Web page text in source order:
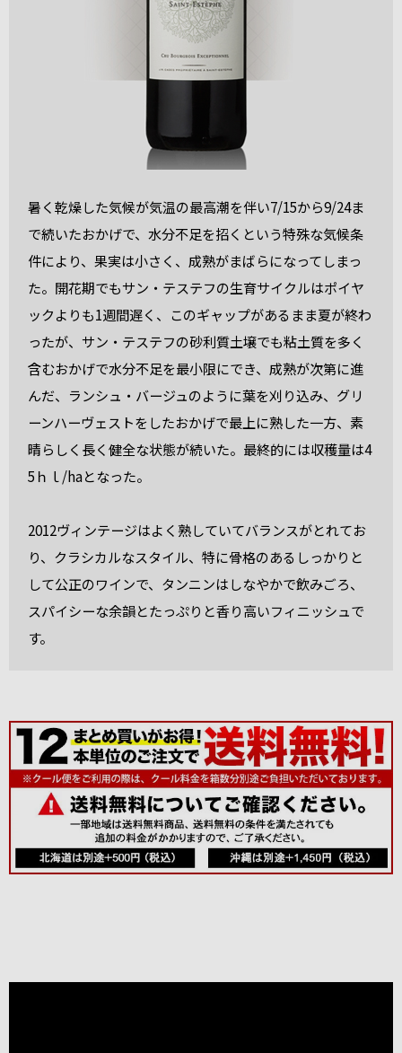
暑く乾燥した気候が気温の最高潮を伴い7/15から9/24ま
で続いたおかげで、水分不足を招くという特殊な気候条
件により、果実は小さく、成熟がまばらになってしまっ
た。開花期でもサン・テステフの生育サイクルはポイヤ
ックよりも1週間遅く、このギャップがあるまま夏が終わ
ったが、サン・テステフの砂利質土壌でも粘土質を多く
含むおかげで水分不足を最小限にでき、成熟が次第に進
んだ、ランシュ・バージュのように葉を刈り込み、グリ
ーンハーヴェストをしたおかげで最上に熟した一方、素
晴らしく長く健全な状態が続いた。最終的には収穫量は4
5ｈｌ/haとなった。
2012ヴィンテージはよく熟していてバランスがとれてお
り、クラシカルなスタイル、特に骨格のあるしっかりと
して公正のワインで、タンニンはしなやかで飲みごろ、
スパイシーな余韻とたっぷりと香り高いフィニッシュで
す。